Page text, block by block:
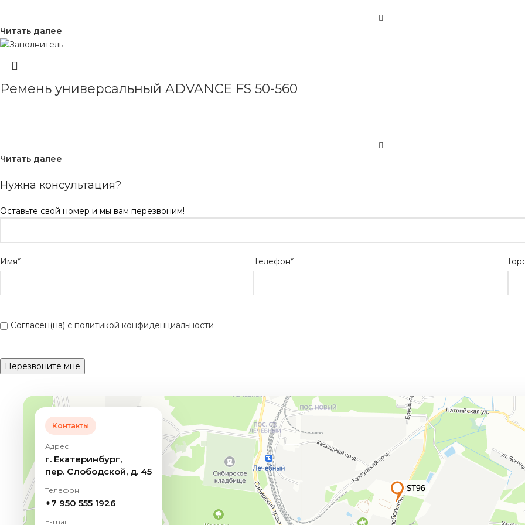
Читать далее
Ремень универсальный ADVANCE FS 50-560
Читать далее
Нужна консультация?
Оставьте свой номер и мы вам перезвоним!
Имя* Телефон*
Согласен(на) с политикой конфиденциальности
Контакты
Адрес
г. Екатеринбург,
пер. Слободской, д. 45
Телефон
+7 950 555 1926
E-mail